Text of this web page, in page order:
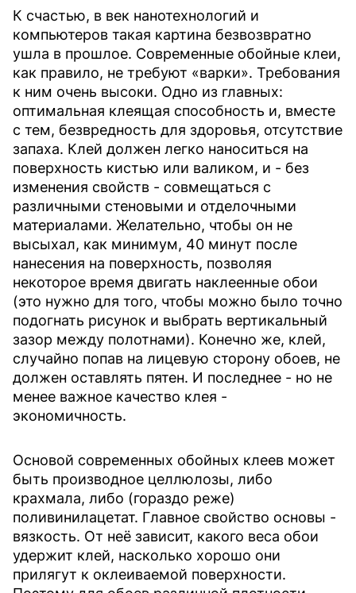
К счастью, в век нанотехнологий и
компьютеров такая картина безвозвратно
ушла в прошлое. Современные обойные клеи,
как правило, не требуют «варки». Требования
к ним очень высоки. Одно из главных:
оптимальная клеящая способность и, вместе
с тем, безвредность для здоровья, отсутствие
запаха. Клей должен легко наноситься на
поверхность кистью или валиком, и - без
изменения свойств - совмещаться с
различными стеновыми и отделочными
материалами. Желательно, чтобы он не
высыхал, как минимум, 40 минут после
нанесения на поверхность, позволяя
некоторое время двигать наклеенные обои
(это нужно для того, чтобы можно было точно
подогнать рисунок и выбрать вертикальный
зазор между полотнами). Конечно же, клей,
случайно попав на лицевую сторону обоев, не
должен оставлять пятен. И последнее - но не
менее важное качество клея -
экономичность.
Основой современных обойных клеев может
быть производное целлюлозы, либо
крахмала, либо (гораздо реже)
поливинилацетат. Главное свойство основы -
вязкость. От неё зависит, какого веса обои
удержит клей, насколько хорошо они
прилягут к оклеиваемой поверхности.